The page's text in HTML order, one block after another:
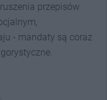
przepisów
- mandaty są coraz